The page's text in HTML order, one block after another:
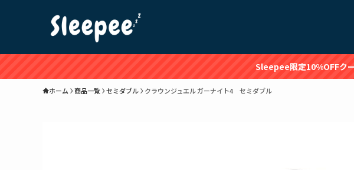
Sleepee限定10%OFFク
ホーム 商品一覧 セミダブル クラウンジュエル ガーナイト4 セミダブル